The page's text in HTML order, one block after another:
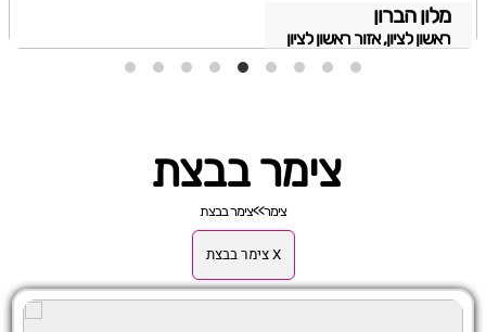
מלון הברון
ראשון לציון, אזור ראשון לציון
צימר בבצת
צימר>>צימר בבצת
X צימר בבצת